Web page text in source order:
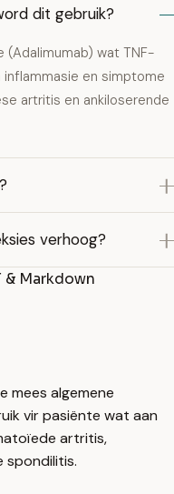
dit gebruik?
(Adalimumab) wat TNF-
inflammasie en simptome
artritis en ankiloserende
verhoog?
Markdown
mees algemene
vir pasiënte wat aan
artritis,
spondilitis.